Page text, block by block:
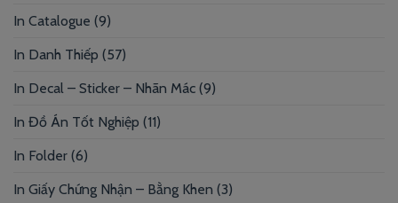
In Catalogue (9)
In Danh Thiếp (57)
In Decal – Sticker – Nhãn Mác (9)
In Đồ Án Tốt Nghiệp (11)
In Folder (6)
In Giấy Chứng Nhận – Bằng Khen (3)